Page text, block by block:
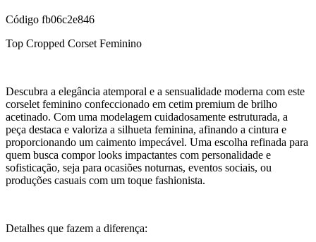
Código fb06c2e846
Top Cropped Corset Feminino
Descubra a elegância atemporal e a sensualidade moderna com este
corselet feminino confeccionado em cetim premium de brilho
acetinado. Com uma modelagem cuidadosamente estruturada, a
peça destaca e valoriza a silhueta feminina, afinando a cintura e
proporcionando um caimento impecável. Uma escolha refinada para
quem busca compor looks impactantes com personalidade e
sofisticação, seja para ocasiões noturnas, eventos sociais, ou
produções casuais com um toque fashionista.
Detalhes que fazem a diferença: